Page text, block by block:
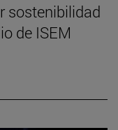
sostenibilidad
de ISEM